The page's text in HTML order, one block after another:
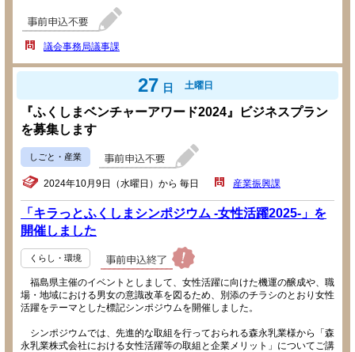
議会事務局議事課
27 日 土曜日
『ふくしまベンチャーアワード2024』ビジネスプラン
を募集します
しごと・産業
2024年10月9日（水曜日）から 毎日 産業振興課
「キラっとふくしまシンポジウム -女性活躍2025-」を
開催しました
くらし・環境
福島県主催のイベントとしまして、女性活躍に向けた機運の醸成や、職
場・地域における男女の意識改革を図るため、別添のチラシのとおり女性
活躍をテーマとした標記シンポジウムを開催しました。
シンポジウムでは、先進的な取組を行っておられる森永乳業様から「森
永乳業株式会社における女性活躍等の取組と企業メリット」についてご講